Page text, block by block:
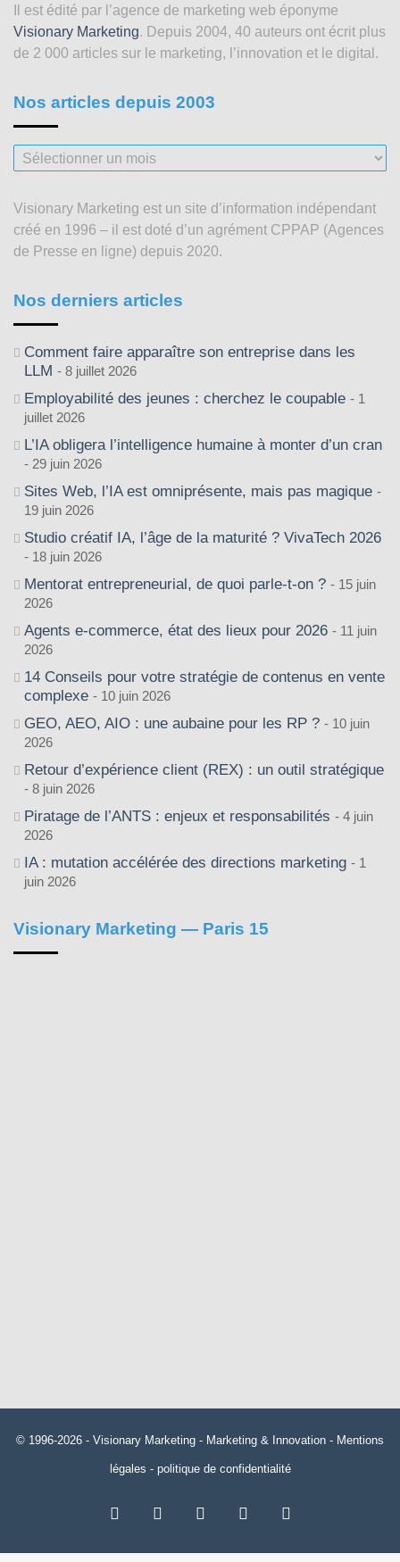
Il est édité par l’agence de marketing web éponyme
Visionary Marketing. Depuis 2004, 40 auteurs ont écrit plus
de 2 000 articles sur le marketing, l’innovation et le digital.
Nos articles depuis 2003
Nos
articles
2003
Visionary Marketing est un site d’information indépendant
créé en 1996 – il est doté d’un agrément CPPAP (Agences
de Presse en ligne) depuis 2020.
Nos derniers articles
Comment faire apparaître son entreprise dans les
LLM
8 juillet 2026
Employabilité des jeunes : cherchez le coupable
1
juillet 2026
L’IA obligera l’intelligence humaine à monter d’un cran
29 juin 2026
Sites Web, l’IA est omniprésente, mais pas magique
19 juin 2026
Studio créatif IA, l’âge de la maturité ? VivaTech 2026
18 juin 2026
Mentorat entrepreneurial, de quoi parle-t-on ?
15 juin
2026
Agents e-commerce, état des lieux pour 2026
11 juin
2026
14 Conseils pour votre stratégie de contenus en vente
complexe
10 juin 2026
GEO, AEO, AIO : une aubaine pour les RP ?
10 juin
2026
Retour d’expérience client (REX) : un outil stratégique
8 juin 2026
Piratage de l’ANTS : enjeux et responsabilités
4 juin
2026
IA : mutation accélérée des directions marketing
1
juin 2026
Visionary Marketing — Paris 15
© 1996-2026 - Visionary Marketing - Marketing & Innovation - Mentions
légales - politique de confidentialité
Facebook Linkedin